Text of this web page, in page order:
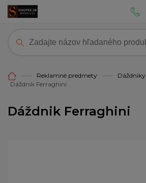
Reklamné predmety
Dáždniky
Dáždnik Ferraghini
Dáždnik Ferraghini